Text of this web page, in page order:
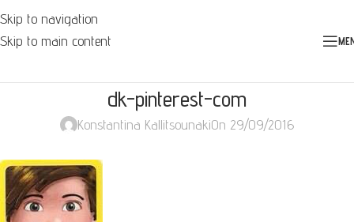
Skip to navigation
Skip to main content
dk-pinterest-com
Konstantina KallitsounakiOn 29/09/2016